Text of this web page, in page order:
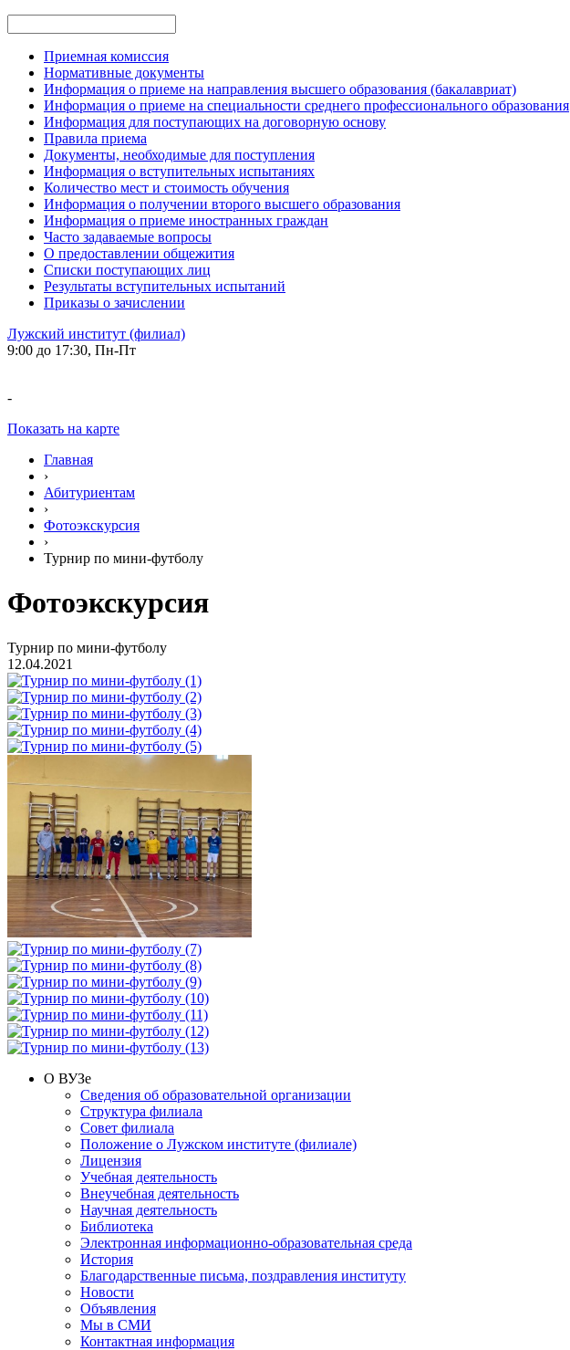
Приемная комиссия
Нормативные документы
Информация о приеме на направления высшего образования (бакалавриат)
Информация о приеме на специальности среднего профессионального образования
Информация для поступающих на договорную основу
Правила приема
Документы, необходимые для поступления
Информация о вступительных испытаниях
Количество мест и стоимость обучения
Информация о получении второго высшего образования
Информация о приеме иностранных граждан
Часто задаваемые вопросы
О предоставлении общежития
Списки поступающих лиц
Результаты вступительных испытаний
Приказы о зачислении
Лужский институт (филиал)
9:00 до 17:30, Пн-Пт
-
Показать на карте
Главная
›
Абитуриентам
›
Фотоэкскурсия
›
Турнир по мини-футболу
Фотоэкскурсия
Турнир по мини-футболу
12.04.2021
О ВУЗе
Сведения об образовательной организации
Структура филиала
Совет филиала
Положение о Лужском институте (филиале)
Лицензия
Учебная деятельность
Внеучебная деятельность
Научная деятельность
Библиотека
Электронная информационно-образовательная среда
История
Благодарственные письма, поздравления институту
Новости
Объявления
Мы в СМИ
Контактная информация